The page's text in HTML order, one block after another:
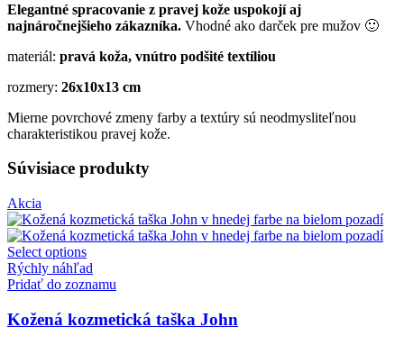
Elegantné spracovanie z pravej kože uspokojí aj
najnáročnejšieho zákazníka. Vhodné ako darček pre mužov 🙂
materiál: pravá koža, vnútro podšité textíliou
rozmery: 26x10x13 cm
Mierne povrchové zmeny farby a textúry sú neodmysliteľnou
charakteristikou pravej kože.
Súvisiace produkty
Akcia
Select options
Rýchly náhľad
Pridať do zoznamu
Kožená kozmetická taška John